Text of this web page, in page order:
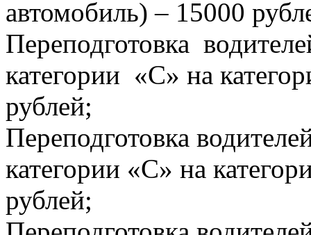
автомобиль) – 15000
Переподготовка
категории «С» на
рублей;
Переподготовка
категории «С» на
рублей;